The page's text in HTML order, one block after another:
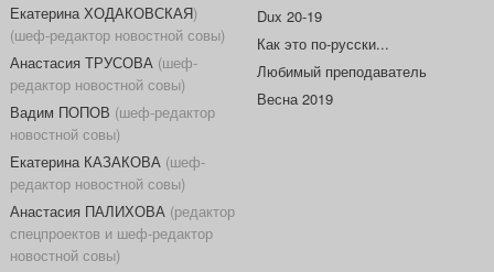
Екатерина ХОДАКОВСКАЯ)
(шеф-редактор новостной совы)
Анастасия ТРУСОВА(шеф-
редактор новостной совы)
Вадим ПОПОВ (шеф-редактор
новостной совы)
Екатерина КАЗАКОВА(шеф-
редактор новостной совы)
Анастасия ПАЛИХОВА(редактор
спецпроектов и шеф-редактор
новостной совы)
Dux 20-19
Как это по-русски...
Любимый преподаватель
Весна 2019